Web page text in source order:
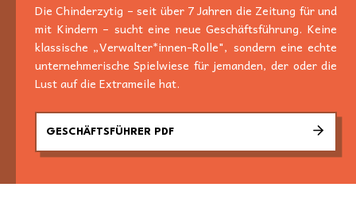
Die Chinderzytig – seit über 7 Jahren die Zeitung für und
mit Kindern – sucht eine neue Geschäftsführung. Keine
klassische „Verwalter*innen-Rolle", sondern eine echte
unternehmerische Spielwiese für jemanden, der oder die
Lust auf die Extrameile hat.
GESCHÄFTSFÜHRER PDF